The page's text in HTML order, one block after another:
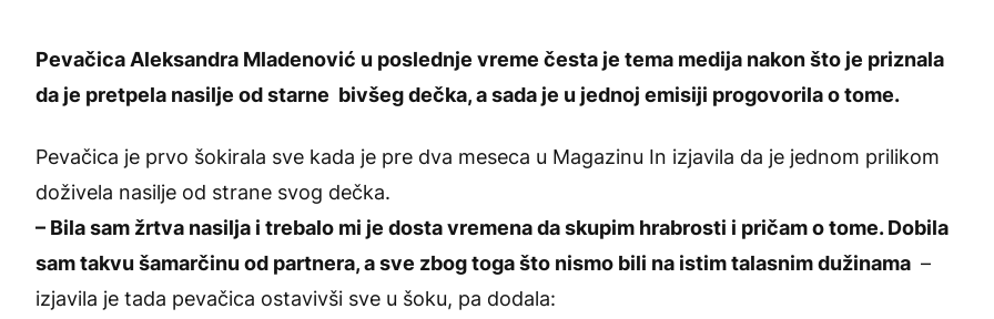
Pevačica Aleksandra Mladenović u poslednje vreme česta je tema medija nakon što je priznala
da je pretpela nasilje od starne bivšeg dečka, a sada je u jednoj emisiji progovorila o tome.
Pevačica je prvo šokirala sve kada je pre dva meseca u Magazinu In izjavila da je jednom prilikom
doživela nasilje od strane svog dečka.
– Bila sam žrtva nasilja i trebalo mi je dosta vremena da skupim hrabrosti i pričam o tome. Dobila
sam takvu šamarčinu od partnera, a sve zbog toga što nismo bili na istim talasnim dužinama –
izjavila je tada pevačica ostavivši sve u šoku, pa dodala: